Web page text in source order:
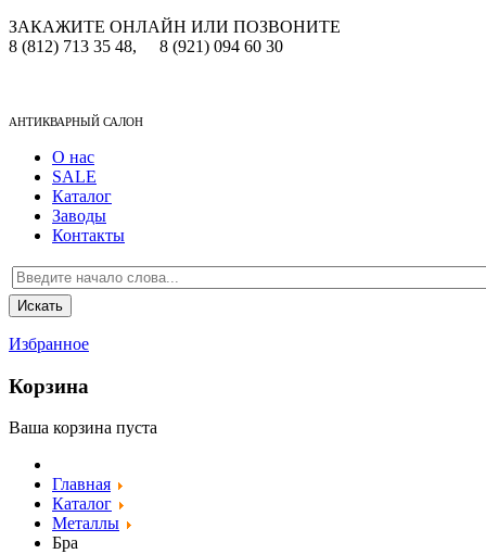
ЗАКАЖИТЕ ОНЛАЙН ИЛИ ПОЗВОНИТЕ
8 (812) 713 35 48,
8 (921) 094 60 30
АНТИКВАРНЫЙ САЛОН
О нас
SALE
Каталог
Заводы
Контакты
Избранное
Корзина
Ваша корзина пуста
Главная
Каталог
Металлы
Бра